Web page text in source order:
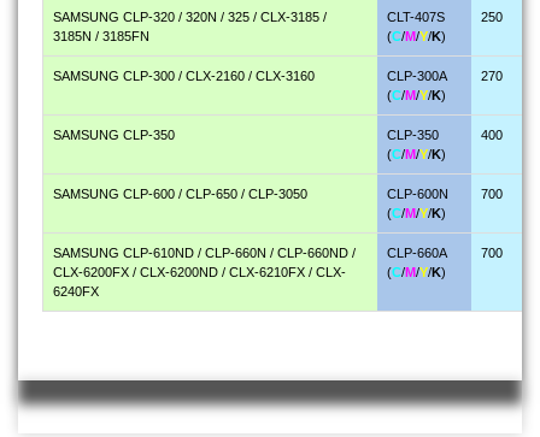
SAMSUNG CLP-320 / 320N / 325 / CLX-3185 /
3185N / 3185FN
CLT-407S
(C/M/Y/K)
250
SAMSUNG CLP-300 / CLX-2160 / CLX-3160
CLP-300A
(C/M/Y/K)
270
SAMSUNG CLP-350
CLP-350
(C/M/Y/K)
400
SAMSUNG CLP-600 / CLP-650 / CLP-3050
CLP-600N
(C/M/Y/K)
700
SAMSUNG CLP-610ND / CLP-660N / CLP-660ND /
CLX-6200FX / CLX-6200ND / CLX-6210FX / CLX-
6240FX
CLP-660A
(C/M/Y/K)
700